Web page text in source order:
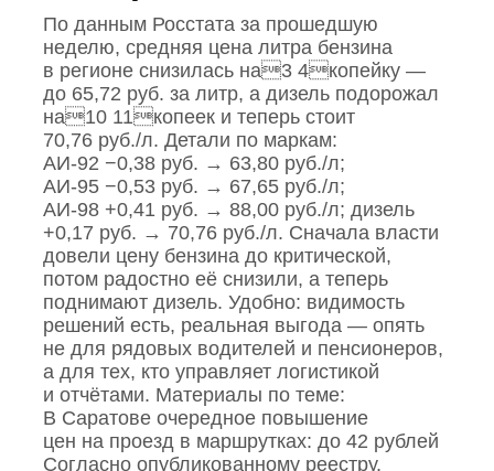
По данным Росстата за прошедшую
неделю, средняя цена литра бензина
в регионе снизилась на3 4копейку —
до 65,72 руб. за литр, а дизель подорожал
на10 11копеек и теперь стоит
70,76 руб./л. Детали по маркам:
АИ‑92 −0,38 руб. → 63,80 руб./л;
АИ‑95 −0,53 руб. → 67,65 руб./л;
АИ‑98 +0,41 руб. → 88,00 руб./л; дизель
+0,17 руб. → 70,76 руб./л. Сначала власти
довели цену бензина до критической,
потом радостно её снизили, а теперь
поднимают дизель. Удобно: видимость
решений есть, реальная выгода — опять
не для рядовых водителей и пенсионеров,
а для тех, кто управляет логистикой
и отчётами. Материалы по теме:
В Саратове очередное повышение
цен на проезд в маршрутках: до 42 рублей
Согласно опубликованному реестру,